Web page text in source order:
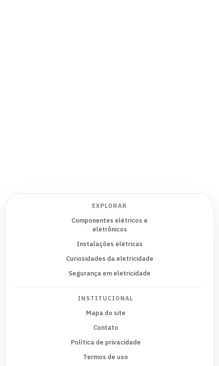
EXPLORAR
Componentes elétricos e
eletrônicos
Instalações elétricas
Curiosidades da eletricidade
Segurança em eletricidade
INSTITUCIONAL
Mapa do site
Contato
Política de privacidade
Termos de uso